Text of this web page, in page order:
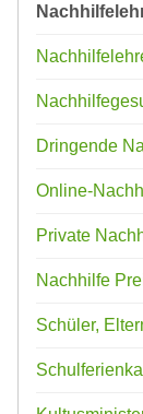
Dringende
Online-
Private
Nachhilfe
Schüler,